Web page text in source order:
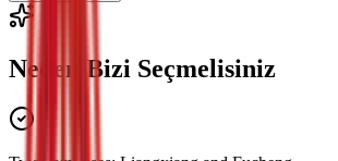
Neden Bizi Seçmelisiniz